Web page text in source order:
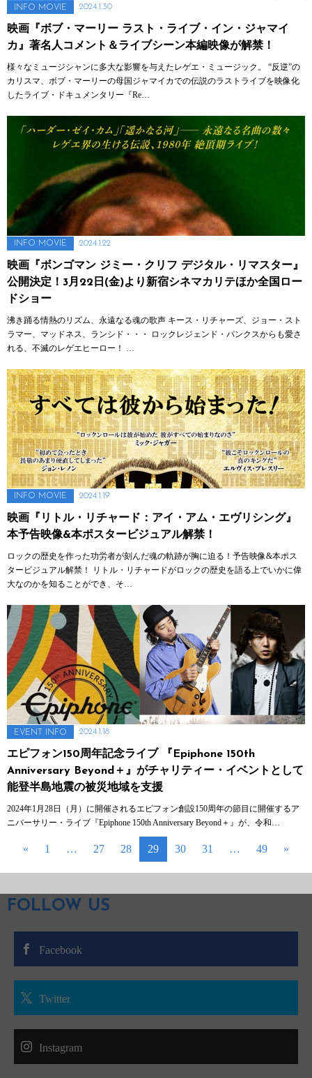
INFO MOVIE 2024.1.30
映画『ボブ・マーリー ラスト・ライブ・イン・ジャマイ
カ』著名人コメント＆ライブシーン本編映像が解禁！
様々なミュージシャンに多大な影響を与えたレゲエ・ミュージック。 “反逆”の
カリスマ、ボブ・マーリーの母国ジャマイカでの伝説のラストライブを映像化
したライブ・ドキュメンタリー『Re…
INFO MOVIE 2024.1.22
映画『ボンゴマン ジミー・クリフ デジタル・リマスター』
公開決定！3月22日(金)より新宿シネマカリテほか全国ロー
ドショー
沸き踊る情熱のリズム、永遠なる魂の歌声 キース・リチャーズ、ジョー・スト
ラマー、マッドネス、ランシド・・・ ロックレジェンド・パンクスからも愛さ
れる、不滅のレゲエヒーロー！ …
INFO MOVIE 2024.1.19
映画『リトル・リチャード：アイ・アム・エヴリシング』
本予告映像&本ポスタービジュアル解禁！
ロックの歴史を作った功労者が刻んだ魂の軌跡が胸に迫る！予告映像&本ポス
タービジュアル解禁！ リトル・リチャードがロックの歴史を語る上でいかに偉
大なのかを知ることができ、そ…
EVENT INFO 2024.1.18
エピフォン150周年記念ライブ 『Epiphone 150th
Anniversary Beyond＋』がチャリティー・イベントとして
能登半島地震の被災地域を支援
2024年1月28日（月）に開催されるエピフォン創設150周年の節目に開催するア
ニバーサリー・ライブ『Epiphone 150th Anniversary Beyond＋』が、令和…
« 1 … 27 28 29 30 31 … 49 »
FOLLOW US
Facebook
Twitter
Instagram